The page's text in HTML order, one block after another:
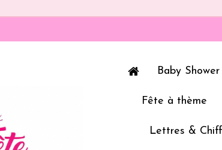
Baby Shower
Fête à thème
Lettres &